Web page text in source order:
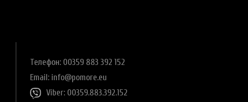
Телефон: 00359 883 392 152
Email: info@pomore.eu
Viber: 00359.883.392.152